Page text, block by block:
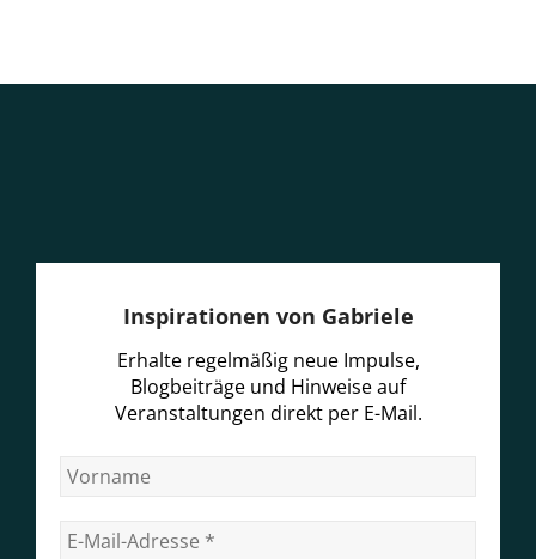
Inspirationen von Gabriele
Erhalte regelmäßig neue Impulse,
Blogbeiträge und Hinweise auf
Veranstaltungen direkt per E-Mail.